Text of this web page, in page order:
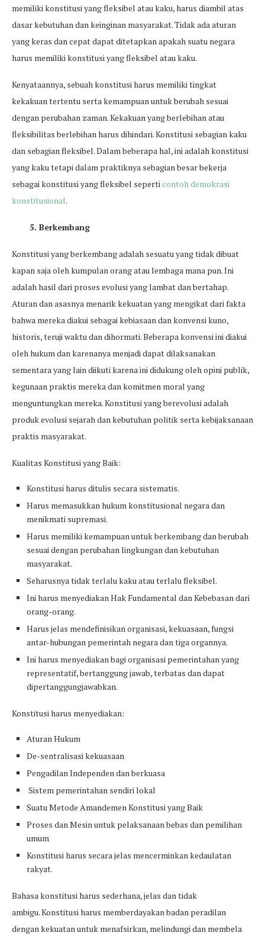
memiliki konstitusi yang fleksibel atau kaku, harus diambil atas
dasar kebutuhan dan keinginan masyarakat. Tidak ada aturan
yang keras dan cepat dapat ditetapkan apakah suatu negara
harus memiliki konstitusi yang fleksibel atau kaku.
Kenyataannya, sebuah konstitusi harus memiliki tingkat
kekakuan tertentu serta kemampuan untuk berubah sesuai
dengan perubahan zaman. Kekakuan yang berlebihan atau
fleksibilitas berlebihan harus dihindari. Konstitusi sebagian kaku
dan sebagian fleksibel. Dalam beberapa hal, ini adalah konstitusi
yang kaku tetapi dalam praktiknya sebagian besar bekerja
sebagai konstitusi yang fleksibel seperticontoh demokrasi
konstitusional.
5. Berkembang
Konstitusi yang berkembang adalah sesuatu yang tidak dibuat
kapan saja oleh kumpulan orang atau lembaga mana pun. Ini
adalah hasil dari proses evolusi yang lambat dan bertahap.
Aturan dan asasnya menarik kekuatan yang mengikat dari fakta
bahwa mereka diakui sebagai kebiasaan dan konvensi kuno,
historis, teruji waktu dan dihormati. Beberapa konvensi ini diakui
oleh hukum dan karenanya menjadi dapat dilaksanakan
sementara yang lain diikuti karena ini didukung oleh opini publik,
kegunaan praktis mereka dan komitmen moral yang
menguntungkan mereka. Konstitusi yang berevolusi adalah
produk evolusi sejarah dan kebutuhan politik serta kebijaksanaan
praktis masyarakat.
Kualitas Konstitusi yang Baik:
Konstitusi harus ditulis secara sistematis.
Harus memasukkan hukum konstitusional negara dan
menikmati supremasi.
Harus memiliki kemampuan untuk berkembang dan berubah
sesuai dengan perubahan lingkungan dan kebutuhan
masyarakat.
Seharusnya tidak terlalu kaku atau terlalu fleksibel.
Ini harus menyediakan Hak Fundamental dan Kebebasan dari
orang-orang.
Harus jelas mendefinisikan organisasi, kekuasaan, fungsi
antar-hubungan pemerintah negara dan tiga organnya.
Ini harus menyediakan bagi organisasi pemerintahan yang
representatif, bertanggung jawab, terbatas dan dapat
dipertanggungjawabkan.
Konstitusi harus menyediakan:
Aturan Hukum
De-sentralisasi kekuasaan
Pengadilan Independen dan berkuasa
Sistem pemerintahan sendiri lokal
Suatu Metode Amandemen Konstitusi yang Baik
Proses dan Mesin untuk pelaksanaan bebas dan pemilihan
umum
Konstitusi harus secara jelas mencerminkan kedaulatan
rakyat.
Bahasa konstitusi harus sederhana, jelas dan tidak
ambigu. Konstitusi harus memberdayakan badan peradilan
dengan kekuatan untuk menafsirkan, melindungi dan membela